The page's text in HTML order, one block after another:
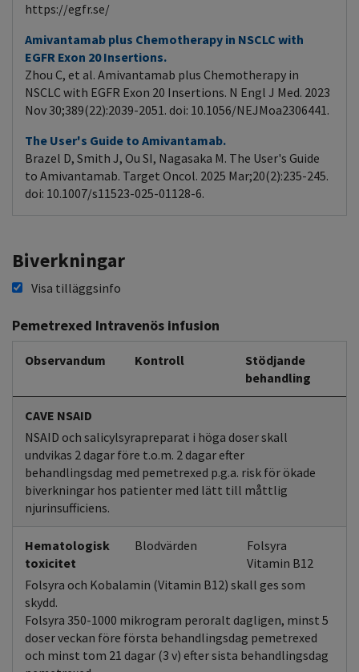
https://egfr.se/
Amivantamab plus Chemotherapy in NSCLC with
EGFR Exon 20 Insertions.
Zhou C, et al. Amivantamab plus Chemotherapy in
NSCLC with EGFR Exon 20 Insertions. N Engl J Med. 2023
Nov 30;389(22):2039-2051. doi: 10.1056/NEJMoa2306441.
The User's Guide to Amivantamab.
Brazel D, Smith J, Ou SI, Nagasaka M. The User's Guide
to Amivantamab. Target Oncol. 2025 Mar;20(2):235-245.
doi: 10.1007/s11523-025-01128-6.
Biverkningar
Visa tilläggsinfo
Pemetrexed Intravenös infusion
Observandum Kontroll
Stödjande
behandling
CAVE NSAID
NSAID och salicylsyrapreparat i höga doser skall
undvikas 2 dagar före t.o.m. 2 dagar efter
behandlingsdag med pemetrexed p.g.a. risk för ökade
biverkningar hos patienter med lätt till måttlig
njurinsufficiens.
Hematologisk
toxicitet
Blodvärden
Folsyra
Vitamin B12
Folsyra och Kobalamin (Vitamin B12) skall ges som
skydd.
Folsyra 350-1000 mikrogram peroralt dagligen, minst 5
doser veckan före första behandlingsdag pemetrexed
och minst tom 21 dagar (3 v) efter sista behandlingsdag